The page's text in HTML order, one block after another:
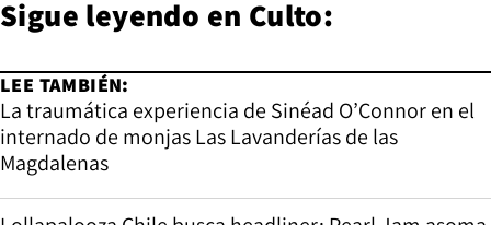
Sigue leyendo en Culto:
LEE TAMBIÉN:
La traumática experiencia de Sinéad O’Connor en el
internado de monjas Las Lavanderías de las
Magdalenas